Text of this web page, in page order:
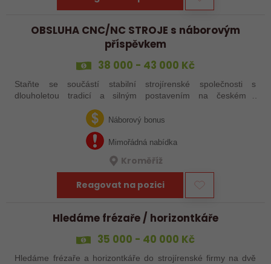
OBSLUHA CNC/NC STROJE s náborovým
příspěvkem
38 000 - 43 000 Kč
Staňte se součástí stabilní strojírenské společnosti s
dlouholetou tradicí a silným postavením na českém i
aktuálně obsazujeme více typů…
Náborový bonus
Mimořádná nabídka
Kroměříž
Reagovat na pozici
Hledáme frézaře / horizontkáře
35 000 - 40 000 Kč
Hledáme frézaře a horizontkáře do strojírenské firmy na dvě